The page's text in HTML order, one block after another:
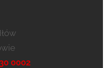
0002